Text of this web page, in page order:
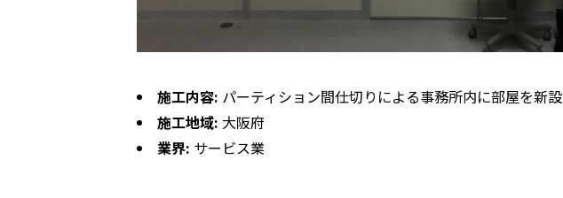
施工内容: パーティション間仕切りによる事務所内に部屋を新設
施工地域: 大阪府
業界: サービス業